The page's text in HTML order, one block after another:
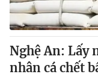
Thị trường
Tư vấn
Lịch phát sóng
Chuyên mục khác
Nghệ An: Lấy
nhân cá chết